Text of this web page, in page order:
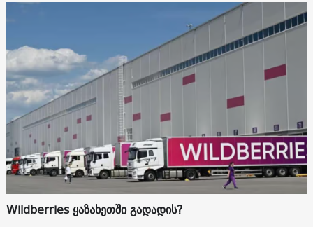
Wildberries ყაზახეთში გადადის?